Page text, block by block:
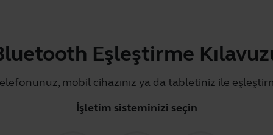
Eşleştirme
telefonunuz, mobil cihazınız ya da tabletiniz ile
İşletim sisteminizi seçin